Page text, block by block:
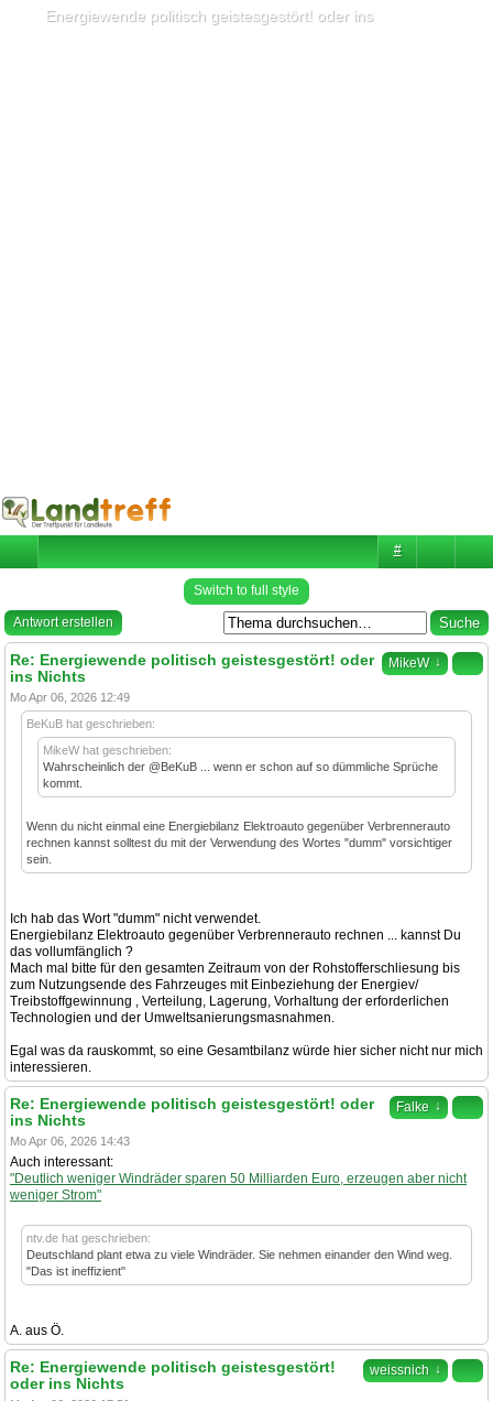
#
Energiewende politisch geistesgestört! oder ins Nichts
Switch to full style
Antwort erstellen
MikeW ↓
Re: Energiewende politisch geistesgestört! oder
ins Nichts
Mo Apr 06, 2026 12:49
BeKuB hat geschrieben:
MikeW hat geschrieben:
Wahrscheinlich der @BeKuB ... wenn er schon auf so dümmliche Sprüche
kommt.
Wenn du nicht einmal eine Energiebilanz Elektroauto gegenüber Verbrennerauto
rechnen kannst solltest du mit der Verwendung des Wortes "dumm" vorsichtiger
sein.
Ich hab das Wort "dumm" nicht verwendet.
Energiebilanz Elektroauto gegenüber Verbrennerauto rechnen ... kannst Du
das vollumfänglich ?
Mach mal bitte für den gesamten Zeitraum von der Rohstofferschliesung bis
zum Nutzungsende des Fahrzeuges mit Einbeziehung der Energiev/
Treibstoffgewinnung , Verteilung, Lagerung, Vorhaltung der erforderlichen
Technologien und der Umweltsanierungsmasnahmen.
Egal was da rauskommt, so eine Gesamtbilanz würde hier sicher nicht nur mich
interessieren.
Falke ↓
Re: Energiewende politisch geistesgestört! oder
ins Nichts
Mo Apr 06, 2026 14:43
Auch interessant:
"Deutlich weniger Windräder sparen 50 Milliarden Euro, erzeugen aber nicht
weniger Strom"
ntv.de hat geschrieben:
Deutschland plant etwa zu viele Windräder. Sie nehmen einander den Wind weg.
"Das ist ineffizient"
A. aus Ö.
weissnich ↓
Re: Energiewende politisch geistesgestört!
oder ins Nichts